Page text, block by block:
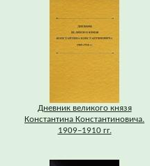
Дневник великого князя
Константина Константиновича.
1909–1910 гг.